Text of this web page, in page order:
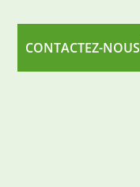
CONTACTEZ-NOUS